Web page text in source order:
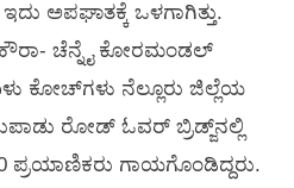
ಅಪಘಾತಕ್ಕೆ ಒಳಗಾಗಿತ್ತು.
ಚೆನ್ನೈ ಕೋರಮಂಡಲ್
ಕೋಚ್‌ಗಳು ನೆಲ್ಲೂರು ಜಿಲ್ಲೆಯ
ರೋಡ್ ಓವರ್ ಬ್ರಿಡ್ಜ್‌ನಲ್ಲಿ
ಪ್ರಯಾಣಿಕರು ಗಾಯಗೊಂಡಿದ್ದರು.